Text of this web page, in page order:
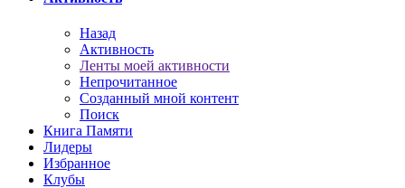
Назад
Активность
Ленты моей активности
Непрочитанное
Созданный мной контент
Поиск
Книга Памяти
Лидеры
Избранное
Клубы